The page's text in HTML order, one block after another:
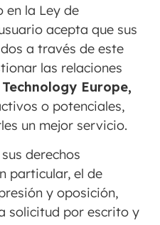
en la Ley de
acepta que sus
a través de este
las relaciones
Europe,
o potenciales,
un mejor servicio.
derechos
particular, el de
y oposición,
solicitud por escrito y